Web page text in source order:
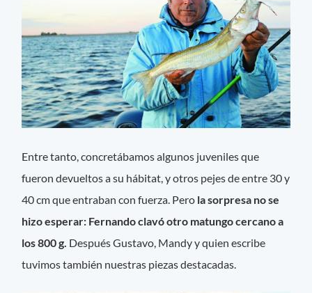
Entre tanto, concretábamos algunos juveniles que
fueron devueltos a su hábitat, y otros pejes de entre 30 y
40 cm que entraban con fuerza. Pero la sorpresa no se
hizo esperar: Fernando clavó otro matungo cercano a
los 800 g. Después Gustavo, Mandy y quien escribe
tuvimos también nuestras piezas destacadas.